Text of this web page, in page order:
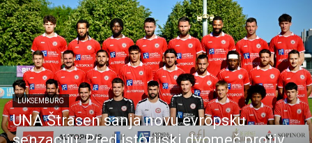
LUKSEMBURG
UNA Štrasen sanja novu evropsku